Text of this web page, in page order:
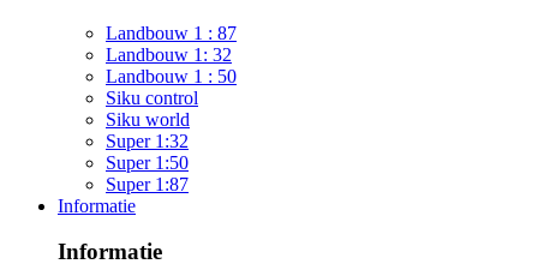
Landbouw 1 : 87
Landbouw 1: 32
Landbouw 1 : 50
Siku control
Siku world
Super 1:32
Super 1:50
Super 1:87
Informatie
Informatie